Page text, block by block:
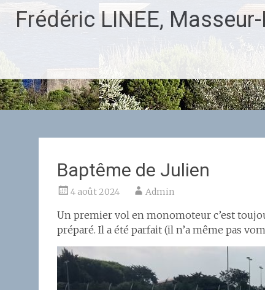
Frédéric LINEE,
Baptême de Julien
4 août 2024 Admin
Un premier vol en monomoteur c’est
préparé. Il a été parfait (il n’a même pas